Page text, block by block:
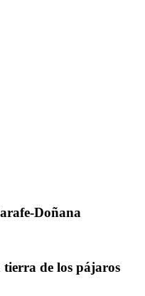
Doñana
tierra de los pájaros